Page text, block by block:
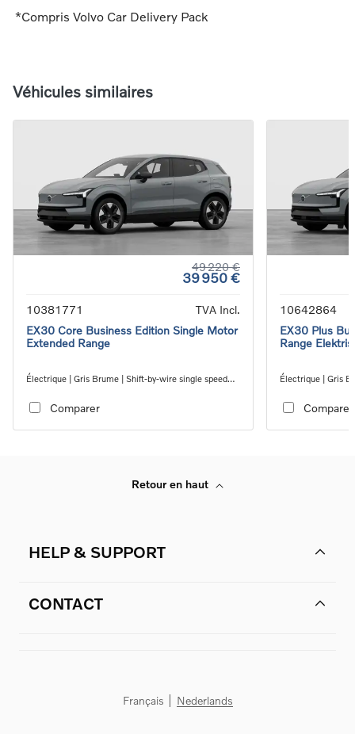
*Compris Volvo Car Delivery Pack
Véhicules similaires
49 220 €
39 950 €
10381771
TVA Incl.
EX30 Core Business Edition Single Motor
Extended Range
Électrique | Gris Brume | Shift-by-wire single speed
Comparer
10642864
EX30 Plus
Range
Électrique | Gris
Comparer
Retour en haut
HELP & SUPPORT
CONTACT
Français Nederlands